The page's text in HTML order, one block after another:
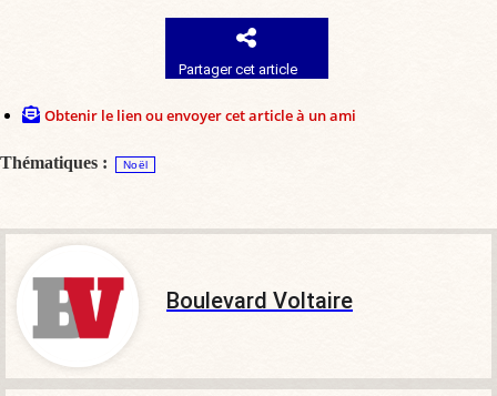
Partager cet article
Obtenir le lien ou envoyer cet article à un ami
Thématiques : Noël
Boulevard Voltaire